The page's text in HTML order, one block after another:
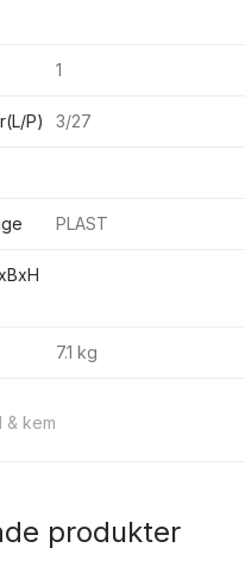
1
P) 3/27
PLAST
7.1 kg
& kem
produkter